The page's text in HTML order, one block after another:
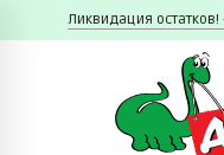
Ликвидация остатков!